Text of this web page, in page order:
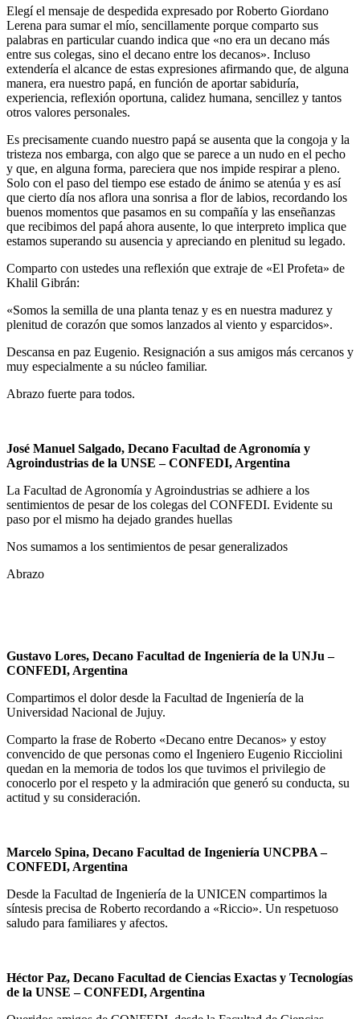
Elegí el mensaje de despedida expresado por Roberto Giordano
Lerena para sumar el mío, sencillamente porque comparto sus
palabras en particular cuando indica que «no era un decano más
entre sus colegas, sino el decano entre los decanos». Incluso
extendería el alcance de estas expresiones afirmando que, de alguna
manera, era nuestro papá, en función de aportar sabiduría,
experiencia, reflexión oportuna, calidez humana, sencillez y tantos
otros valores personales.
Es precisamente cuando nuestro papá se ausenta que la congoja y la
tristeza nos embarga, con algo que se parece a un nudo en el pecho
y que, en alguna forma, pareciera que nos impide respirar a pleno.
Solo con el paso del tiempo ese estado de ánimo se atenúa y es así
que cierto día nos aflora una sonrisa a flor de labios, recordando los
buenos momentos que pasamos en su compañía y las enseñanzas
que recibimos del papá ahora ausente, lo que interpreto implica que
estamos superando su ausencia y apreciando en plenitud su legado.
Comparto con ustedes una reflexión que extraje de «El Profeta» de
Khalil Gibrán:
«Somos la semilla de una planta tenaz y es en nuestra madurez y
plenitud de corazón que somos lanzados al viento y esparcidos».
Descansa en paz Eugenio. Resignación a sus amigos más cercanos y
muy especialmente a su núcleo familiar.
Abrazo fuerte para todos.
José Manuel Salgado, Decano Facultad de Agronomía y
Agroindustrias de la UNSE – CONFEDI, Argentina
La Facultad de Agronomía y Agroindustrias se adhiere a los
sentimientos de pesar de los colegas del CONFEDI. Evidente su
paso por el mismo ha dejado grandes huellas
Nos sumamos a los sentimientos de pesar generalizados
Abrazo
Gustavo Lores, Decano Facultad de Ingeniería de la UNJu–
CONFEDI, Argentina
Compartimos el dolor desde la Facultad de Ingeniería de la
Universidad Nacional de Jujuy.
Comparto la frase de Roberto «Decano entre Decanos» y estoy
convencido de que personas como el Ingeniero Eugenio Ricciolini
quedan en la memoria de todos los que tuvimos el privilegio de
conocerlo por el respeto y la admiración que generó su conducta, su
actitud y su consideración.
Marcelo Spina, Decano Facultad de Ingeniería UNCPBA–
CONFEDI, Argentina
Desde la Facultad de Ingeniería de la UNICEN compartimos la
síntesis precisa de Roberto recordando a «Riccio». Un respetuoso
saludo para familiares y afectos.
Héctor Paz, Decano Facultad de Ciencias Exactas y Tecnologías
de la UNSE– CONFEDI, Argentina